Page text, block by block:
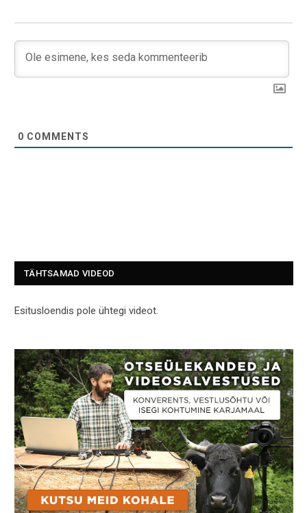
0 COMMENTS
TÄHTSAMAD VIDEOD
Esitusloendis pole ühtegi videot.